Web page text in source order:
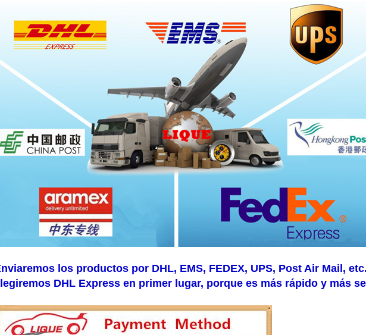
los productos por DHL, EMS, FEDEX, UPS, Post Air Mail, etc.
DHL Express en primer lugar, porque es más rápido y más